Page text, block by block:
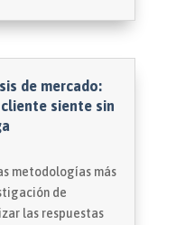
de mercado:
siente sin
metodologías más
de
las respuestas